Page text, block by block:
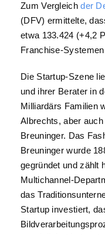
Zum Vergleichder
(DFV) ermittelte,
etwa 133.424 (+4,2
Franchise-
Die Startup-Szene
und ihrer Berater in
Milliardärs Familien
Albrechts, aber
Breuninger. Das
Breuninger wurde
gegründet und zählt
Multichannel-
das
Startup investiert,